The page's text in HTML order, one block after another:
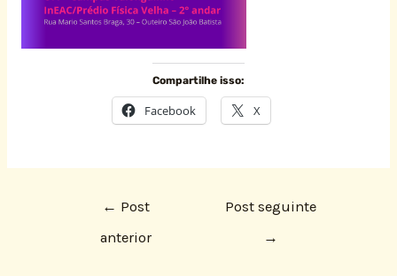
Compartilhe isso:
Facebook X
← Post
anterior
Post seguinte
→